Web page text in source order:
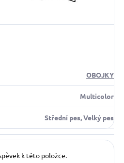
OBOJKY
Multicolor
Střední pes, Velký pes
k této položce.